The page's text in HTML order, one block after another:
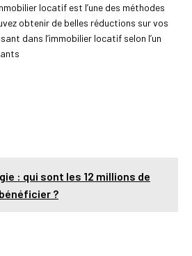
locatif est l’une des méthodes
obtenir de belles réductions sur vos
dans l’immobilier locatif selon l’un
: qui sont les 12 millions de
?